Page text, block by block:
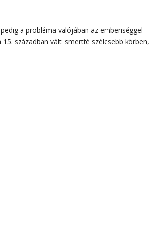
a probléma valójában az emberiséggel
században vált ismertté szélesebb körben,